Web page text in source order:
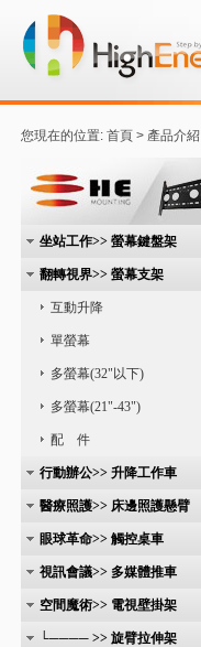
您現在的位置: 首頁 > 產品介紹
坐站工作>> 螢幕鍵盤架
翻轉視界>> 螢幕支架
互動升降
單螢幕
多螢幕(32"以下)
多螢幕(21"-43")
配 件
行動辦公>> 升降工作車
醫療照護>> 床邊照護懸臂
眼球革命>> 觸控桌車
視訊會議>> 多媒體推車
空間魔術>> 電視壁掛架
└──── >> 旋臂拉伸架